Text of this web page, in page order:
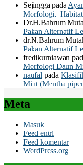
Sejingga pada
Morfologi,
Dr.H.Bahrum
Pakan Alternatif
dr.N.Bahrum
Pakan Alternatif
fredikurniawan
Morfologi Daun
naufal pada
Mint (Mentha
Meta
Masuk
Feed entri
Feed komentar
WordPress.org